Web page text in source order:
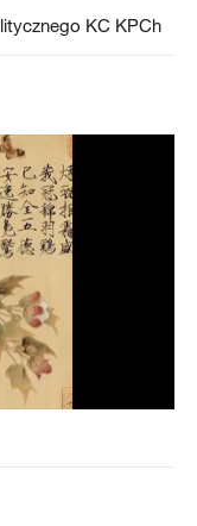
KC KPCh